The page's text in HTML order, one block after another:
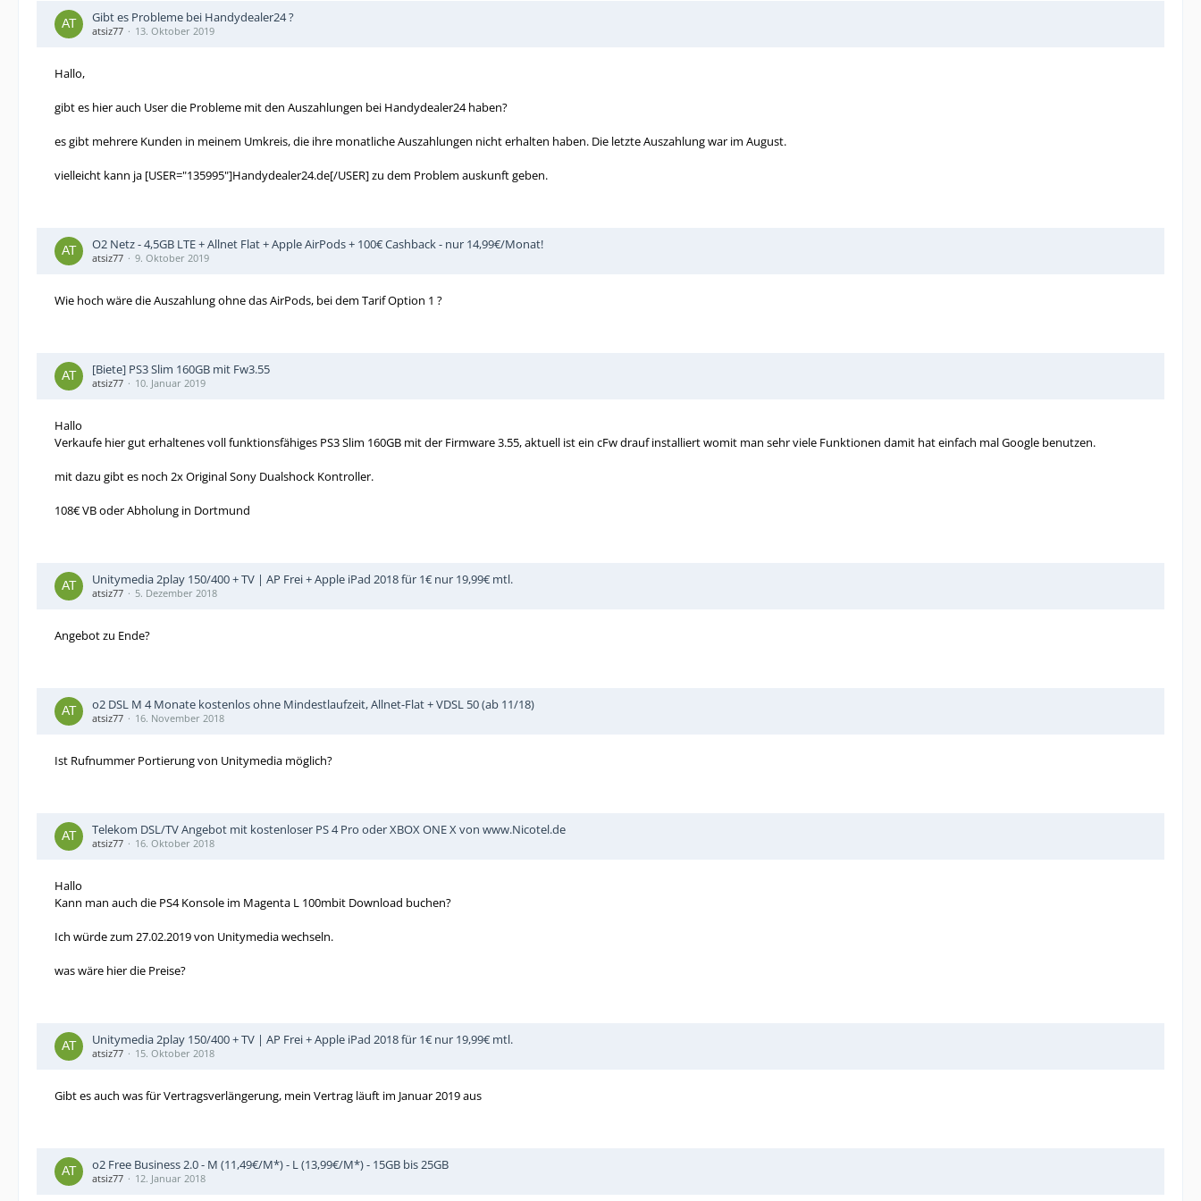
Gibt es Probleme bei Handydealer24 ?
atsiz77 13. Oktober 2019
Hallo,
gibt es hier auch User die Probleme mit den Auszahlungen bei Handydealer24 haben?
es gibt mehrere Kunden in meinem Umkreis, die ihre monatliche Auszahlungen nicht erhalten haben. Die letzte Auszahlung war im August.
vielleicht kann ja [USER="135995"]Handydealer24.de[/USER] zu dem Problem auskunft geben.
O2 Netz - 4,5GB LTE + Allnet Flat + Apple AirPods + 100€ Cashback - nur 14,99€/Monat!
atsiz77 9. Oktober 2019
Wie hoch wäre die Auszahlung ohne das AirPods, bei dem Tarif Option 1 ?
[Biete] PS3 Slim 160GB mit Fw3.55
atsiz77 10. Januar 2019
Hallo
Verkaufe hier gut erhaltenes voll funktionsfähiges PS3 Slim 160GB mit der Firmware 3.55, aktuell ist ein cFw drauf installiert womit man sehr viele Funktionen damit hat einfach mal Google benutzen.
mit dazu gibt es noch 2x Original Sony Dualshock Kontroller.
108€ VB oder Abholung in Dortmund
Unitymedia 2play 150/400 + TV | AP Frei + Apple iPad 2018 für 1€ nur 19,99€ mtl.
atsiz77 5. Dezember 2018
Angebot zu Ende?
o2 DSL M 4 Monate kostenlos ohne Mindestlaufzeit, Allnet-Flat + VDSL 50 (ab 11/18)
atsiz77 16. November 2018
Ist Rufnummer Portierung von Unitymedia möglich?
Telekom DSL/TV Angebot mit kostenloser PS 4 Pro oder XBOX ONE X von www.Nicotel.de
atsiz77 16. Oktober 2018
Hallo
Kann man auch die PS4 Konsole im Magenta L 100mbit Download buchen?
Ich würde zum 27.02.2019 von Unitymedia wechseln.
was wäre hier die Preise?
Unitymedia 2play 150/400 + TV | AP Frei + Apple iPad 2018 für 1€ nur 19,99€ mtl.
atsiz77 15. Oktober 2018
Gibt es auch was für Vertragsverlängerung, mein Vertrag läuft im Januar 2019 aus
o2 Free Business 2.0 - M (11,49€/M*) - L (13,99€/M*) - 15GB bis 25GB
atsiz77 12. Januar 2018